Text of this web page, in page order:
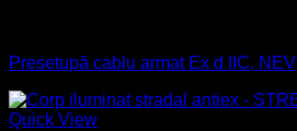
Presetupă cablu armat Ex d IIC, NEV
Quick View